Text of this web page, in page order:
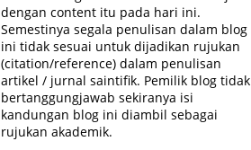
dengan content itu pada hari ini.
Semestinya segala penulisan dalam blog
ini tidak sesuai untuk dijadikan rujukan
(citation/reference) dalam penulisan
artikel / jurnal saintifik. Pemilik blog tidak
bertanggungjawab sekiranya isi
kandungan blog ini diambil sebagai
rujukan akademik.